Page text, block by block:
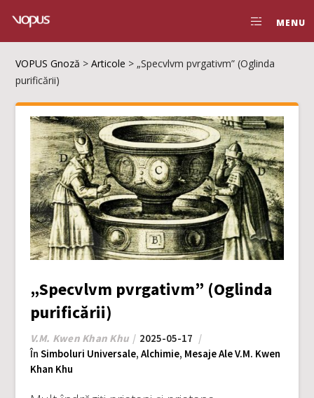
MENU
VOPUS Gnoză >Articole > „Specvlvm pvrgativm” (Oglinda
purificării)
„Specvlvm pvrgativm” (Oglinda
purificării)
V.M. Kwen Khan Khu
2025-05-17
În Simboluri Universale, Alchimie, Mesaje Ale V.M. Kwen
Khan Khu